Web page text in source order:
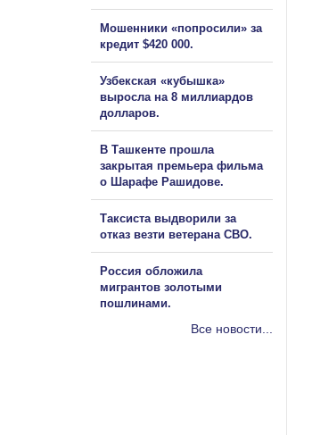
Мошенники «попросили» за
кредит $420 000.
Узбекская «кубышка»
выросла на 8 миллиардов
долларов.
В Ташкенте прошла
закрытая премьера фильма
о Шарафе Рашидове.
Таксиста выдворили за
отказ везти ветерана СВО.
Россия обложила
мигрантов золотыми
пошлинами.
Все новости...